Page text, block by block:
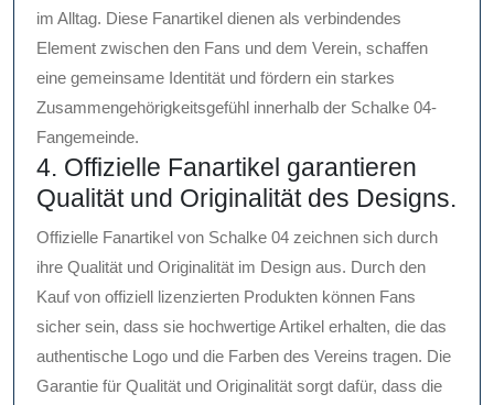
im Alltag. Diese Fanartikel dienen als verbindendes
Element zwischen den Fans und dem Verein, schaffen
eine gemeinsame Identität und fördern ein starkes
Zusammengehörigkeitsgefühl innerhalb der Schalke 04-
Fangemeinde.
4. Offizielle Fanartikel garantieren
Qualität und Originalität des Designs.
Offizielle Fanartikel von Schalke 04 zeichnen sich durch
ihre Qualität und Originalität im Design aus. Durch den
Kauf von offiziell lizenzierten Produkten können Fans
sicher sein, dass sie hochwertige Artikel erhalten, die das
authentische Logo und die Farben des Vereins tragen. Die
Garantie für Qualität und Originalität sorgt dafür, dass die